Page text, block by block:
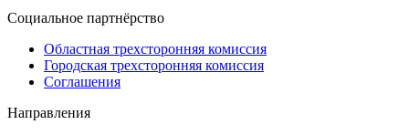
Социальное партнёрство
Областная трехсторонняя комиссия
Городская трехсторонняя комиссия
Соглашения
Направления